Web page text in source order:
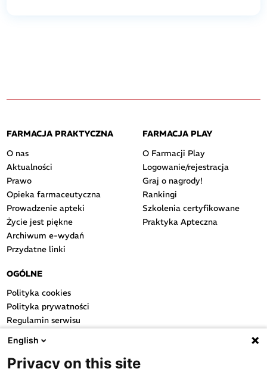
FARMACJA PRAKTYCZNA
O nas
Aktualności
Prawo
Opieka farmaceutyczna
Prowadzenie apteki
Życie jest piękne
Archiwum e-wydań
Przydatne linki
FARMACJA PLAY
O Farmacji Play
Logowanie/rejestracja
Graj o nagrody!
Rankingi
Szkolenia certyfikowane
Praktyka Apteczna
OGÓLNE
Polityka cookies
Polityka prywatności
Regulamin serwisu
Farmacja Play
Regulamin konkursu Lakcid
English
Privacy on this site